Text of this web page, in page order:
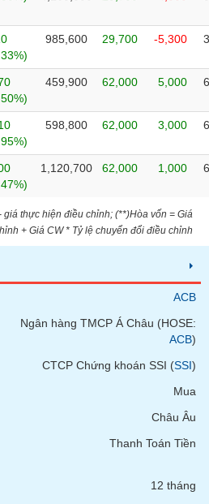
985,600 29,700 -5,300
459,900 62,000 5,000
598,800 62,000 3,000
1,120,700 62,000 1,000
thực hiện điều chỉnh; (**)Hòa vốn = Giá
+ Giá CW * Tỷ lệ chuyển đổi điều chỉnh
ACB
Ngân hàng TMCP Á Châu (HOSE:
ACB)
CTCP Chứng khoán SSI (SSI)
Mua
Châu Âu
Thanh Toán Tiền
12 tháng